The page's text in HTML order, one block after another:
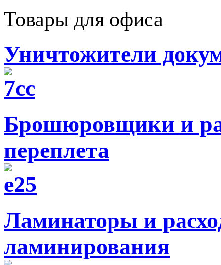
Товары для офиса
Уничтожители
Брошюровщики и
переплета
Ламинаторы и
ламинирования